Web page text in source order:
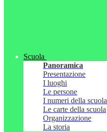
Scuola
Panoramica
Presentazione
I luoghi
Le persone
I numeri della scuola
Le carte della scuola
Organizzazione
La storia